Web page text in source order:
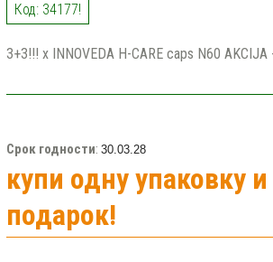
Код: 34177!
3+3!!! x INNOVEDA H-CARE caps N60 AKCIJA
Срок годности: 30.03.28
купи одну упаковку
подарок!